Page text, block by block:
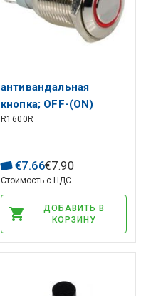
антивандальная
кнопка; OFF-(ON)
нефиксированный, 4
подсветка
R1600R
€7.66€7.90
Стоимость с НДС
ДОБАВИТЬ В
КОРЗИНУ